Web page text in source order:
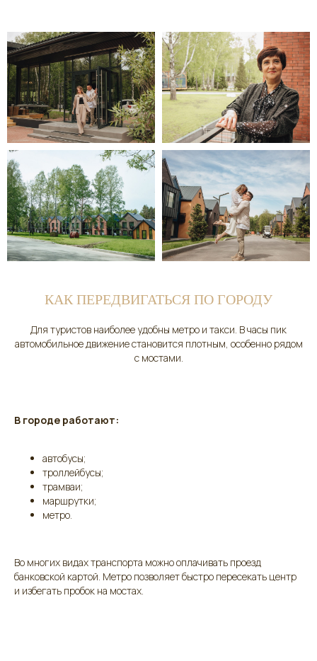
КАК ПЕРЕДВИГАТЬСЯ ПО ГОРОДУ
Для туристов наиболее удобны метро и такси. В часы пик
автомобильное движение становится плотным, особенно рядом
с мостами.
В городе работают:
автобусы;
троллейбусы;
трамваи;
маршрутки;
метро.
Во многих видах транспорта можно оплачивать проезд
банковской картой. Метро позволяет быстро пересекать центр
и избегать пробок на мостах.